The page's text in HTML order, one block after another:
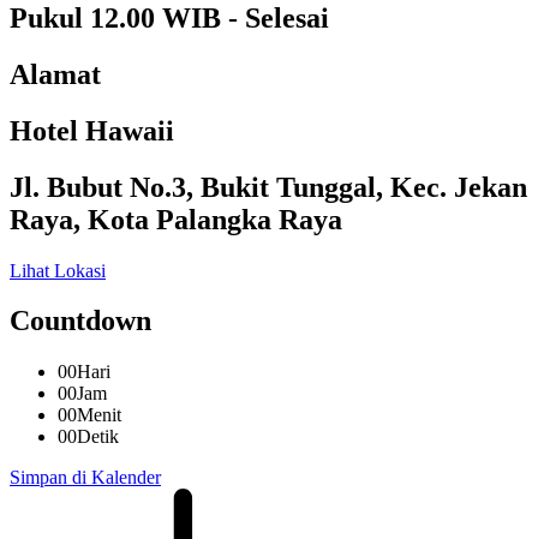
Pukul 12.00 WIB - Selesai
Alamat
Hotel Hawaii
Jl. Bubut No.3, Bukit Tunggal, Kec. Jekan
Raya, Kota Palangka Raya
Lihat Lokasi
Countdown
00Hari
00Jam
00Menit
00Detik
Simpan di Kalender